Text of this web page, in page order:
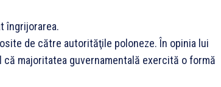
îngrijorarea.
de către autorităţile poloneze. În opinia lui
că majoritatea guvernamentală exercită o formă